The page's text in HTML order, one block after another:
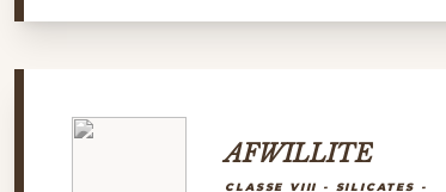
AFWILLITE
CLASSE VIII - SILICATES -